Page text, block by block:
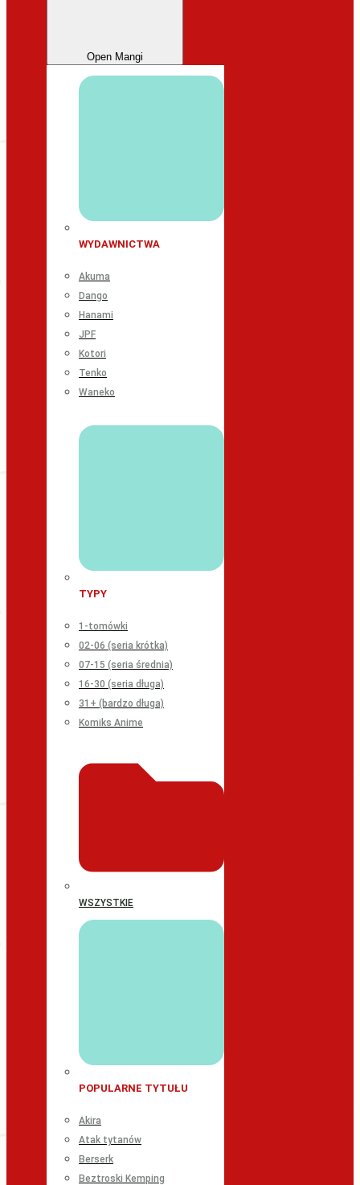
Open Mangi
WYDAWNICTWA
Akuma
Dango
Hanami
JPF
Kotori
Tenko
Waneko
TYPY
1-tomówki
02-06 (seria krótka)
07-15 (seria średnia)
16-30 (seria długa)
31+ (bardzo długa)
Komiks Anime
WSZYSTKIE
POPULARNE TYTUŁU
Akira
Atak tytanów
Berserk
Beztroski Kemping